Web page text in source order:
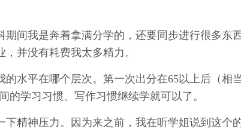
间我是奔着拿满分学的，还要同步进行很多东
并没有耗费我太多精力。
水平在哪个层次。第一次出分在65以上后（相
的学习习惯、写作习惯继续学就可以了。
精神压力。因为来之前，我在听学姐说到这个